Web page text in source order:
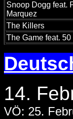
Snoop Dogg feat.
Marquez
The Killers
The Game feat. 50
14.
VÖ: 25.